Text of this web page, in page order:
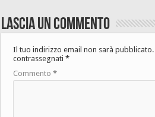
Lascia un commento
Il tuo indirizzo email non sarà pubblicato.
contrassegnati*
Commento*